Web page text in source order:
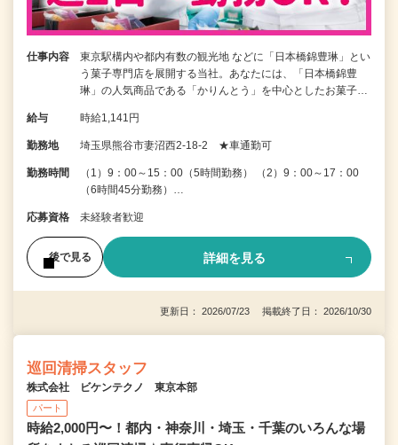
仕事内容
東京駅構内や都内有数の観光地 などに「日本橋錦豊琳」とい
う菓子専門店を展開する当社。あなたには、「日本橋錦豊
琳」の人気商品である「かりんとう」を中心としたお菓子…
給与 時給1,141円
勤務地 埼玉県熊谷市妻沼西2-18-2 ★車通勤可
勤務時間
（1）9：00～15：00（5時間勤務） （2）9：00～17：00
（6時間45分勤務）…
応募資格 未経験者歓迎
後で見る 詳細を見る
更新日： 2026/07/23 掲載終了日： 2026/10/30
巡回清掃スタッフ
株式会社 ビケンテクノ 東京本部
パート
時給2,000円〜！都内・神奈川・埼玉・千葉のいろんな場